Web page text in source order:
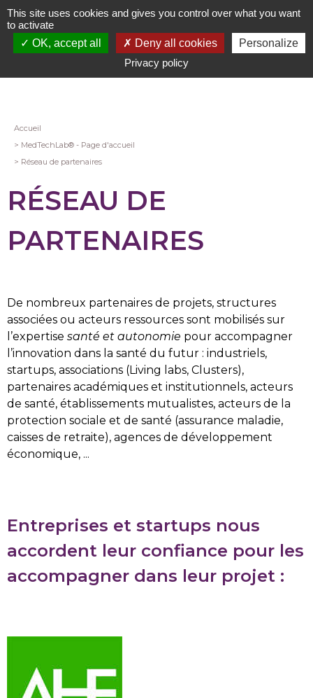
Aller
au
contenu
Fil
d'Ariane
Accueil
MedTechLab® - Page d'accueil
Réseau de partenaires
RÉSEAU DE
PARTENAIRES
De nombreux partenaires de projets, structures
associées ou acteurs ressources sont mobilisés sur
’expertise santé et autonomie pour accompagner
l’innovation dans la santé du futur : industriels,
startups, associations (Living labs, Clusters),
partenaires académiques et institutionnels, acteurs
de santé, établissements mutualistes, acteurs de la
protection sociale et de santé (assurance maladie,
caisses de retraite), agences de développement
économique, ...
Entreprises et startups nous
accordent leur confiance pour les
accompagner dans leur projet :
This site uses cookies and gives you control over what you want
to activate
OK, accept all
Deny all cookies
Personalize
Privacy policy